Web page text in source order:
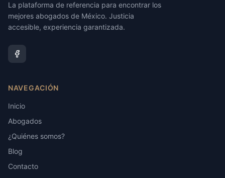
La plataforma de referencia para encontrar los
mejores abogados de México. Justicia
accesible, experiencia garantizada.
NAVEGACIÓN
Inicio
Abogados
¿Quiénes somos?
Blog
Contacto